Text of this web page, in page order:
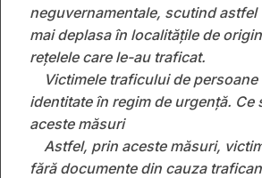
neguvernamentale, scutind astfel
mai deplasa în localitățile de
rețelele care le-au traficat.
Victimele traficului de persoane
identitate în regim de urgență. Ce
aceste măsuri
Astfel, prin aceste măsuri,
fără documente din cauza